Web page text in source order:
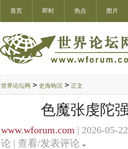
首页 即时 热点 图片
世界论坛网 > 史海钩沉 > 正文
色魔张虔陀
www.wforum.com | 2026-05-
论 | 查看/发表评论